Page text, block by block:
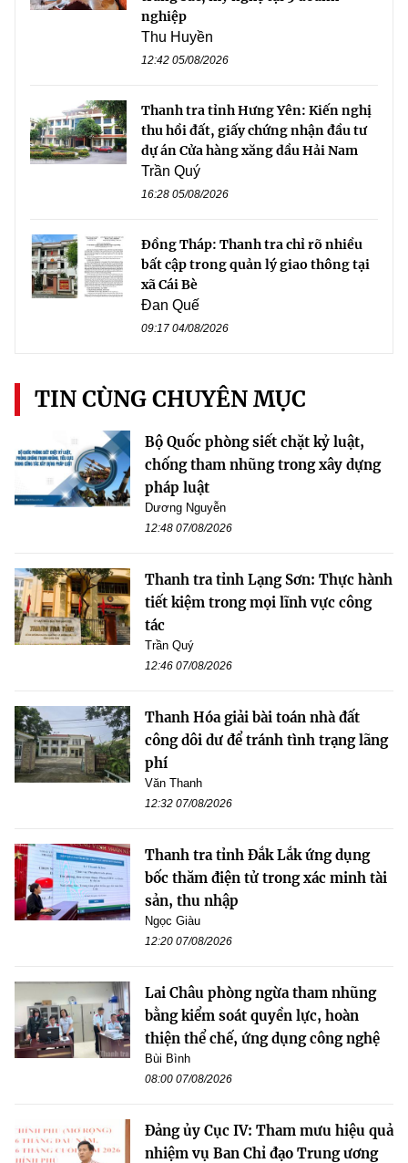
nghiệp
Thu Huyền
12:42 05/08/2026
Thanh tra tỉnh Hưng Yên: Kiến nghị
thu hồi đất, giấy chứng nhận đầu tư
dự án Cửa hàng xăng dầu Hải Nam
Trần Quý
16:28 05/08/2026
Đồng Tháp: Thanh tra chỉ rõ nhiều
bất cập trong quản lý giao thông tại
xã Cái Bè
Đan Quế
09:17 04/08/2026
TIN CÙNG CHUYÊN MỤC
Bộ Quốc phòng siết chặt kỷ luật,
chống tham nhũng trong xây dựng
pháp luật
Dương Nguyễn
12:48 07/08/2026
Thanh tra tỉnh Lạng Sơn: Thực hành
tiết kiệm trong mọi lĩnh vực công
tác
Trần Quý
12:46 07/08/2026
Thanh Hóa giải bài toán nhà đất
công dôi dư để tránh tình trạng lãng
phí
Văn Thanh
12:32 07/08/2026
Thanh tra tỉnh Đắk Lắk ứng dụng
bốc thăm điện tử trong xác minh tài
sản, thu nhập
Ngọc Giàu
12:20 07/08/2026
Lai Châu phòng ngừa tham nhũng
bằng kiểm soát quyền lực, hoàn
thiện thể chế, ứng dụng công nghệ
Bùi Bình
08:00 07/08/2026
Đảng ủy Cục IV: Tham mưu hiệu quả
nhiệm vụ Ban Chỉ đạo Trung ương